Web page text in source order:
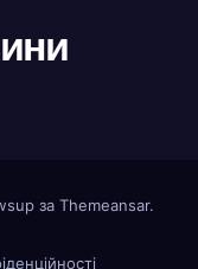
за Themeansar.